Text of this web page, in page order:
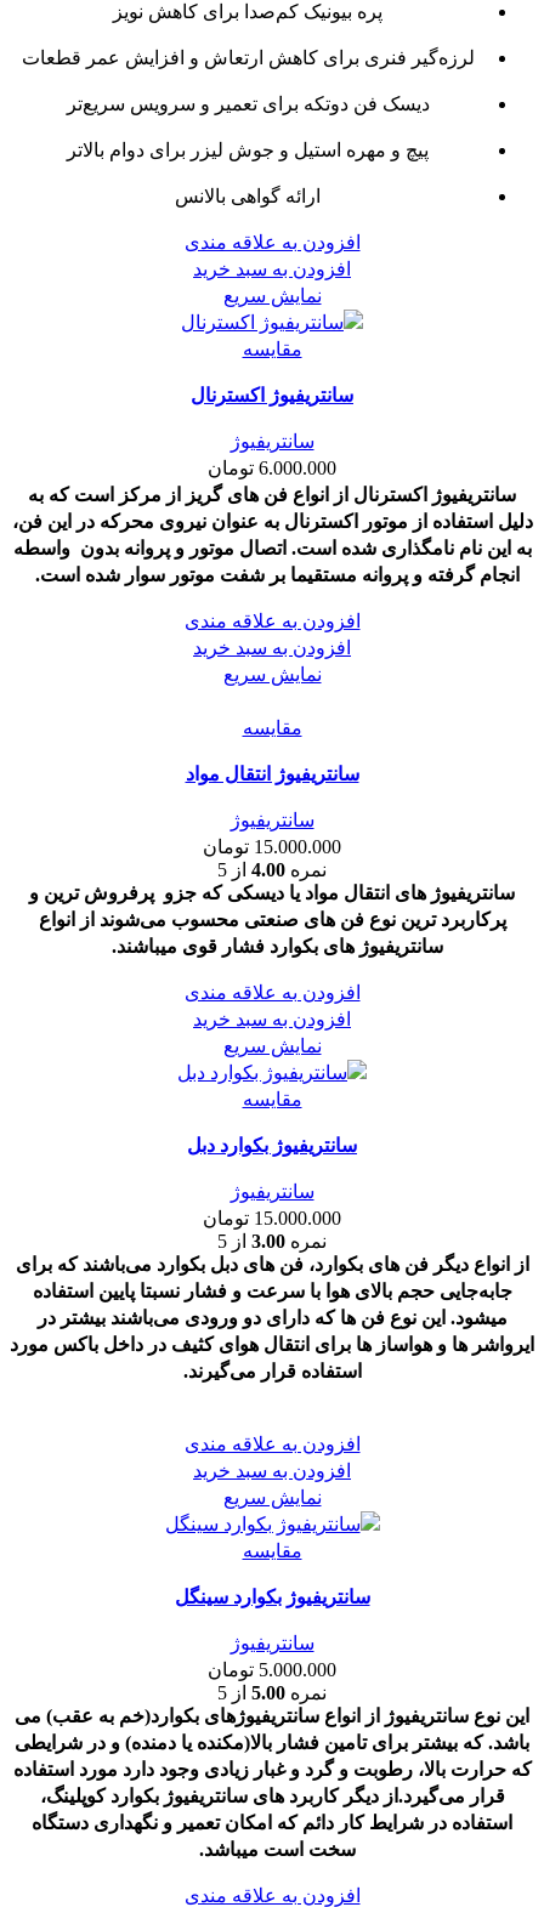
پره بیونیک کم‌صدا برای کاهش نویز
لرزه‌گیر فنری برای کاهش ارتعاش و افزایش عمر قطعات
دیسک فن دوتکه برای تعمیر و سرویس سریع‌تر
پیچ و مهره استیل و جوش لیزر برای دوام بالاتر
ارائه گواهی بالانس
افزودن به علاقه مندی
افزودن به سبد خرید
نمایش سریع
مقايسه
سانتریفیوژ اکسترنال
سانتریفیوژ
6.000.000 تومان
سانتریفیوژ اکسترنال از انواع فن های گریز از مرکز است که به
دلیل استفاده از موتور اکسترنال به عنوان نیروی محرکه در این فن،
به این نام نامگذاری شده است. اتصال موتور و پروانه بدون واسطه
انجام گرفته و پروانه مستقیما بر شفت موتور سوار شده است.
افزودن به علاقه مندی
افزودن به سبد خرید
نمایش سریع
مقايسه
سانتریفیوژ انتقال مواد
سانتریفیوژ
15.000.000 تومان
نمره 4.00 از 5
سانتریفیوژ های انتقال مواد یا دیسکی که جزو پرفروش ترین و
پرکاربرد ترین نوع فن های صنعتی محسوب می‌شوند از انواع
سانتریفیوژ های بکوارد فشار قوی میباشند.
افزودن به علاقه مندی
افزودن به سبد خرید
نمایش سریع
مقايسه
سانتریفیوژ بکوارد دبل
سانتریفیوژ
15.000.000 تومان
نمره 3.00 از 5
از انواع دیگر فن های بکوارد، فن های دبل بکوارد می‌باشند که برای
جابه‌جایی حجم بالای هوا با سرعت و فشار نسبتا پایین استفاده
میشود. این نوع فن ها که دارای دو ورودی می‌باشند بیشتر در
ایرواشر ها و هواساز ها برای انتقال هوای کثیف در داخل باکس مورد
استفاده قرار می‌گیرند.
افزودن به علاقه مندی
افزودن به سبد خرید
نمایش سریع
مقايسه
سانتریفیوژ بکوارد سینگل
سانتریفیوژ
5.000.000 تومان
نمره 5.00 از 5
این نوع سانتریفیوژ از انواع سانتریفیوژهای بکوارد(خم به عقب) می
باشد. که بیشتر برای تامین فشار بالا(مکنده یا دمنده) و در شرایطی
که حرارت بالا، رطوبت و گرد و غبار زیادی وجود دارد مورد استفاده
قرار می‌گیرد.از دیگر کاربرد های سانتریفیوژ بکوارد کوپلینگ،
استفاده در شرایط کار دائم که امکان تعمیر و نگهداری دستگاه
سخت است میباشد.
افزودن به علاقه مندی